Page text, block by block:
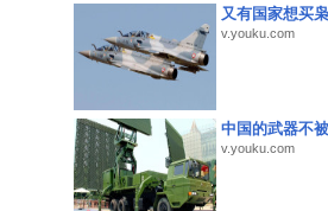
又有国家想买
v.youku.com
中国的武器不
v.youku.com